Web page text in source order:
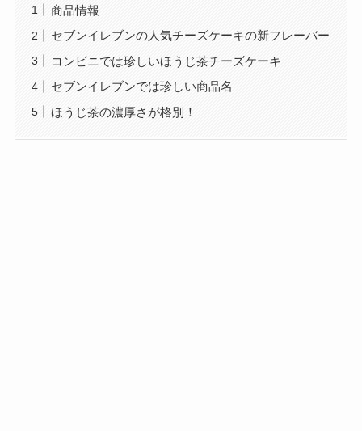
商品情報
セブンイレブンの人気チーズケーキの新フレーバー
コンビニでは珍しいほうじ茶チーズケーキ
セブンイレブンでは珍しい商品名
ほうじ茶の濃厚さが格別！